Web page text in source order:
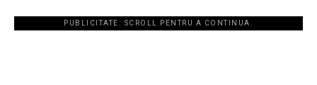
PUBLICITATE. SCROLL PENTRU A CONTINUA.